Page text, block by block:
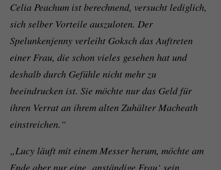
Celia Peachum ist berechnend, versucht lediglich,
sich selber Vorteile auszuloten. Der
Spelunkenjenny verleiht Goksch das Auftreten
einer Frau, die schon vieles gesehen hat und
deshalb durch Gefühle nicht mehr zu
beeindrucken ist. Sie möchte nur das Geld für
ihren Verrat an ihrem alten Zuhälter Macheath
einstreichen.“
„Lucy läuft mit einem Messer herum, möchte am
Ende aber nur eine ‚anständige Frau‘ sein.